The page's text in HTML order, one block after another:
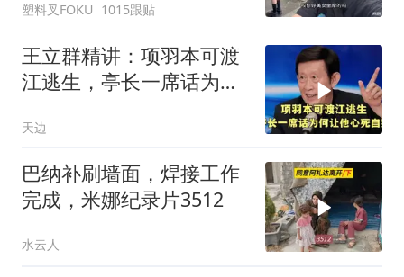
塑料叉FOKU 1015跟贴
王立群精讲：项羽本可渡
江逃生，亭长一席话为何
天边
巴纳补刷墙面，焊接工作
完成，米娜纪录片3512
水云人